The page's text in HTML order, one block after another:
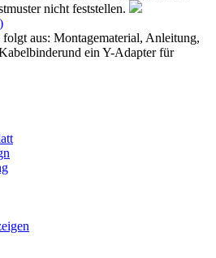
nicht feststellen.
aus: Montagematerial, Anleitung,
ein Y-Adapter für